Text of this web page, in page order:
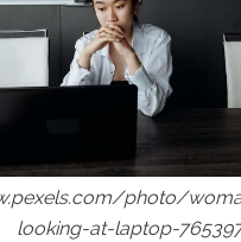
photo/
looking-at-laptop-